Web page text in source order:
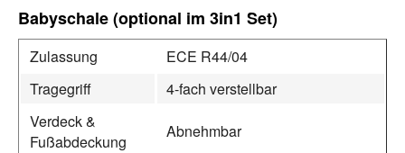
Babyschale (optional im 3in1 Set)
Zulassung
ECE R44/04
Tragegriff
4-fach verstellbar
Verdeck &
Fußabdeckung
Abnehmbar